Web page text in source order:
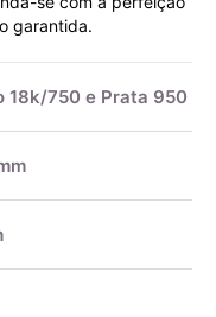
garantida.
18k/750 e Prata 950